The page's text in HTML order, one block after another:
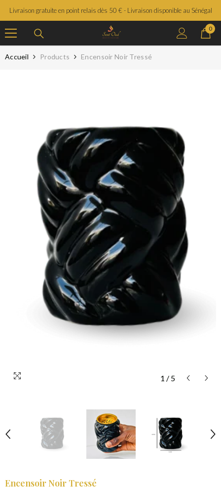
SAUTER LE CONTENU
Livraison gratuite en point relais dès 50 € - Livraison disponible au Sénégal
0
0
Accueil Products Encensoir Noir Tressé
1 / 5
Encensoir Noir Tressé